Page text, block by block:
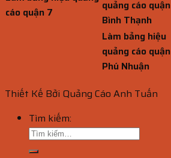
cáo quận 7
quảng cáo quận
Bình Thạnh
Làm bảng hiệu
quảng cáo quận
Phú Nhuận
Thiết Kế Bởi Quảng Cáo Anh Tuấn
Tìm kiếm: